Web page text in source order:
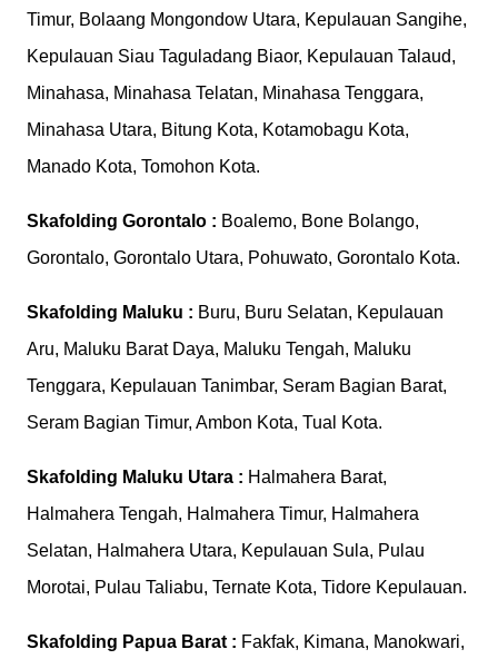
Timur, Bolaang Mongondow Utara, Kepulauan Sangihe,
Kepulauan Siau Taguladang Biaor, Kepulauan Talaud,
Minahasa, Minahasa Telatan, Minahasa Tenggara,
Minahasa Utara, Bitung Kota, Kotamobagu Kota,
Manado Kota, Tomohon Kota.
Skafolding Gorontalo : Boalemo, Bone Bolango,
Gorontalo, Gorontalo Utara, Pohuwato, Gorontalo Kota.
Skafolding Maluku : Buru, Buru Selatan, Kepulauan
Aru, Maluku Barat Daya, Maluku Tengah, Maluku
Tenggara, Kepulauan Tanimbar, Seram Bagian Barat,
Seram Bagian Timur, Ambon Kota, Tual Kota.
Skafolding Maluku Utara : Halmahera Barat,
Halmahera Tengah, Halmahera Timur, Halmahera
Selatan, Halmahera Utara, Kepulauan Sula, Pulau
Morotai, Pulau Taliabu, Ternate Kota, Tidore Kepulauan.
Skafolding Papua Barat : Fakfak, Kimana, Manokwari,